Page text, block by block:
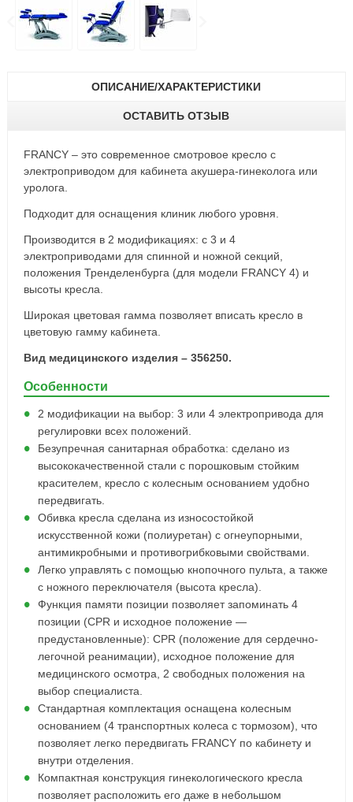
ОПИСАНИЕ/ХАРАКТЕРИСТИКИ
ОСТАВИТЬ ОТЗЫВ
FRANCY – это современное смотровое кресло с
электроприводом для кабинета акушера-гинеколога или
уролога.
Подходит для оснащения клиник любого уровня.
Производится в 2 модификациях: с 3 и 4
электроприводами для спинной и ножной секций,
положения Тренделенбурга (для модели FRANCY 4) и
высоты кресла.
Широкая цветовая гамма позволяет вписать кресло в
цветовую гамму кабинета.
Вид медицинского изделия – 356250.
Особенности
2 модификации на выбор: 3 или 4 электропривода для
регулировки всех положений.
Безупречная санитарная обработка: сделано из
высококачественной стали с порошковым стойким
красителем, кресло с колесным основанием удобно
передвигать.
Обивка кресла сделана из износостойкой
искусственной кожи (полиуретан) с огнеупорными,
антимикробными и противогрибковыми свойствами.
Легко управлять с помощью кнопочного пульта, а также
с ножного переключателя (высота кресла).
Функция памяти позиции позволяет запоминать 4
позиции (CPR и исходное положение —
предустановленные): CPR (положение для сердечно-
легочной реанимации), исходное положение для
медицинского осмотра, 2 свободных положения на
выбор специалиста.
Стандартная комплектация оснащена колесным
основанием (4 транспортных колеса с тормозом), что
позволяет легко передвигать FRANCY по кабинету и
внутри отделения.
Компактная конструкция гинекологического кресла
позволяет расположить его даже в небольшом